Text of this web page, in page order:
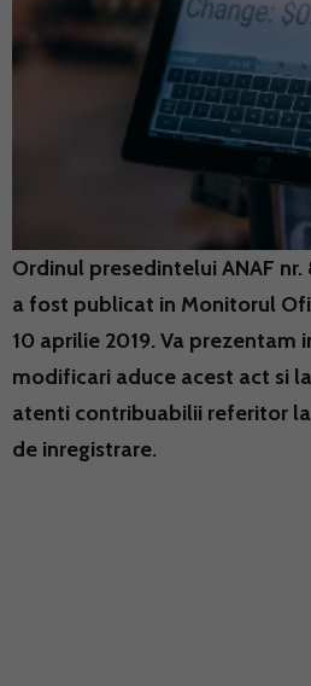
Ordinul presedintelui ANAF
a fost publicat in Monitorul
10 aprilie 2019. Va prezentam
modificari aduce acest act si
atenti contribuabilii referitor
de inregistrare.